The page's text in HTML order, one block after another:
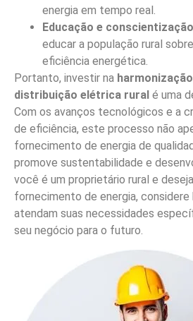
Precisando de
Eletricista em
do Campo – SP?
Temos a